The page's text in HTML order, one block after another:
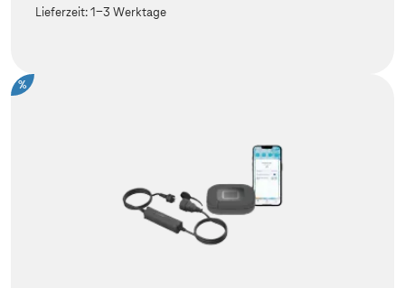
Lieferzeit:1-3 Werktage
%